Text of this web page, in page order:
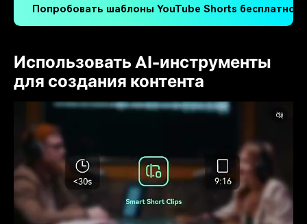
Попробовать шаблоны YouTube Shorts бесплатно >
Использовать AI-инструменты
для создания контента